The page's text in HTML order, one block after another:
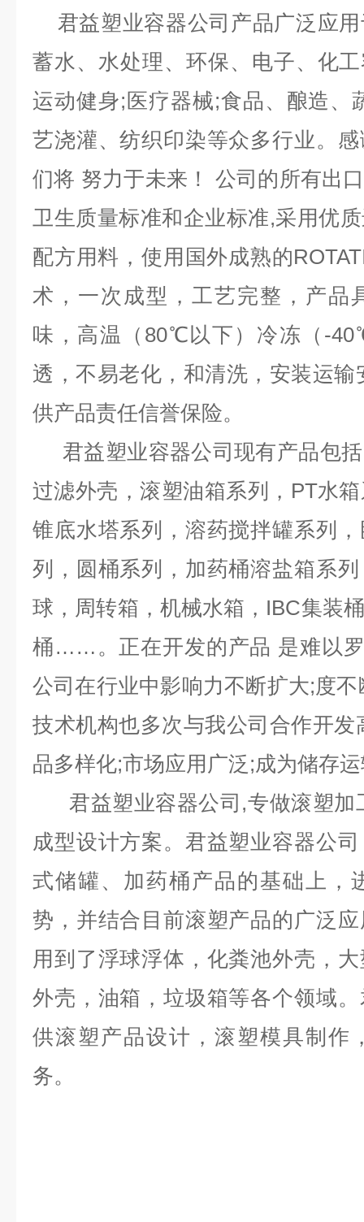
君益塑业容器公司产品广泛应
蓄水、水处理、环保、电子、化
运动健身;医疗器械;食品、酿造、
艺浇灌、纺织印染等众多行业。
们将 努力于未来！ 公司的所有出
卫生质量标准和企业标准,采用优
配方用料，使用国外成熟的
术，一次成型，工艺完整，产品
味，高温（80℃以下）冷冻（-
透，不易老化，和清洗，安装运
供产品责任信誉保险。
君益塑业容器公司现有产品包
过滤外壳，滚塑油箱系列，PT水
锥底水塔系列，溶药搅拌罐系列
列，圆桶系列，加药桶溶盐箱系
球，周转箱，机械水箱，IBC集装
桶……。正在开发的产品 是难以
公司在行业中影响力不断扩大;度
技术机构也多次与我公司合作开
品多样化;市场应用广泛;成为储存
君益塑业容器公司,专做滚塑加
成型设计方案。君益塑业容器公
式储罐、加药桶产品的基础上，
势，并结合目前滚塑产品的广泛
用到了浮球浮体，化粪池外壳，
外壳，油箱，垃圾箱等各个领域
供滚塑产品设计，滚塑模具制作
务。